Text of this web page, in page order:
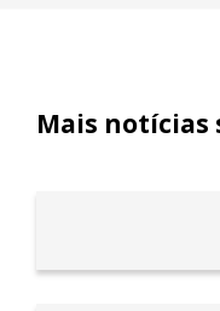
Mais notícias